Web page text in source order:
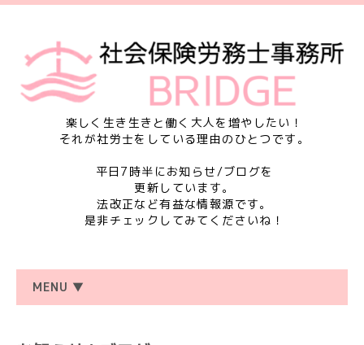
楽しく生き生きと働く大人を増やしたい！
それが社労士をしている理由のひとつです。
平日7時半にお知らせ/ブログを
更新しています。
法改正など有益な情報源です。
是非チェックしてみてくださいね！
MENU ▼